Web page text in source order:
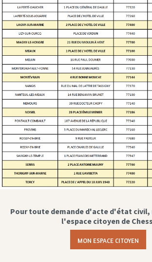
Pour toute demande d'acte d'état civil,
l'espace citoyen de
MON ESPACE CITOYEN